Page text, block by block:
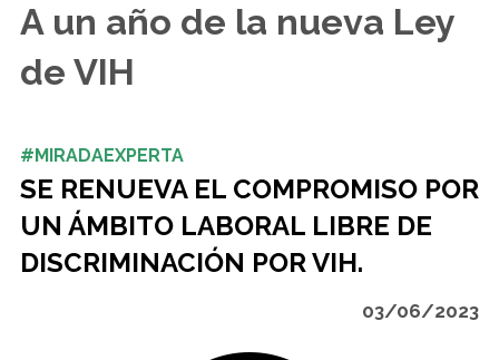
A un año de la nueva Ley
de VIH
#MIRADAEXPERTA
SE RENUEVA EL COMPROMISO POR
UN ÁMBITO LABORAL LIBRE DE
DISCRIMINACIÓN POR VIH.
03/06/2023